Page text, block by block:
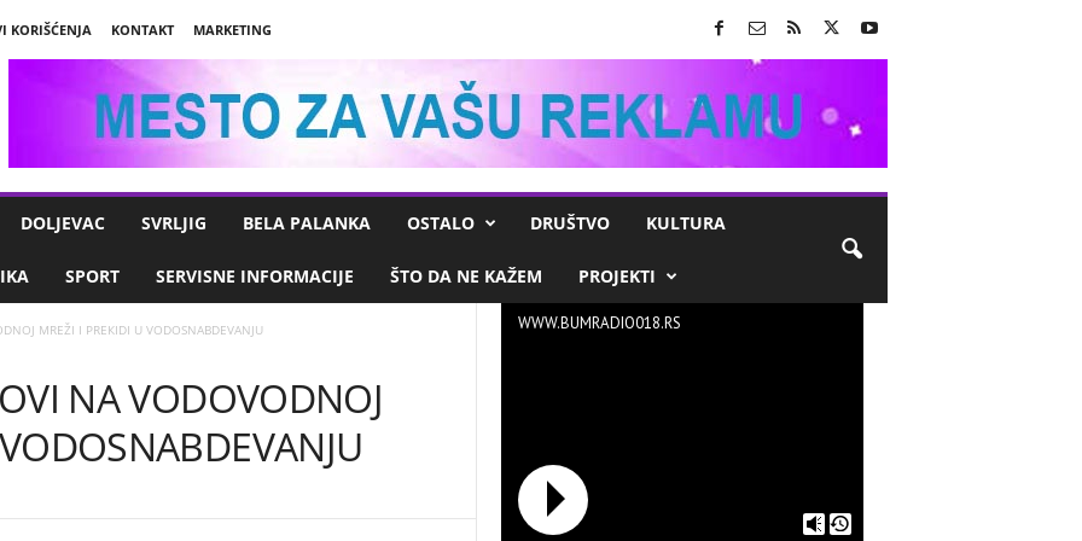
KORIŠĆENJA KONTAKT
MARKETING
DOLJEVAC SVRLJIG BELA PALANKA OSTALO DRUŠTVO KULTURA
SPORT SERVISNE INFORMACIJE ŠTO DA NE KAŽEM PROJEKTI
MREŽI I PREКIDI U VODOSNABDEVANJU
NA VODOVODNOJ
WWW.BUMRADIO018.RS